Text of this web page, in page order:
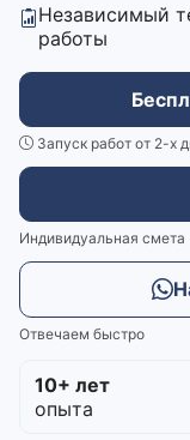
Независимый
работы
Запуск работ от 2-х
Индивидуальная смета
Отвечаем быстро
10+ лет
опыта